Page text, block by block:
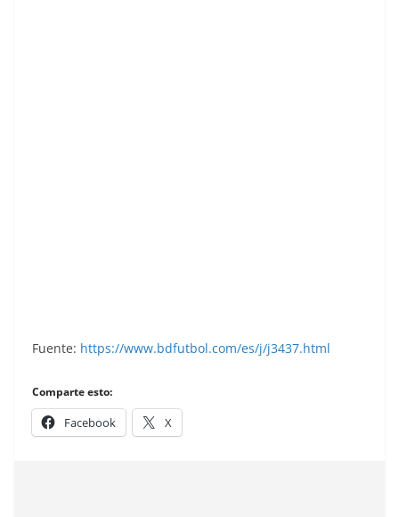
Fuente: https://www.bdfutbol.com/es/j/j3437.html
Comparte esto:
Facebook X